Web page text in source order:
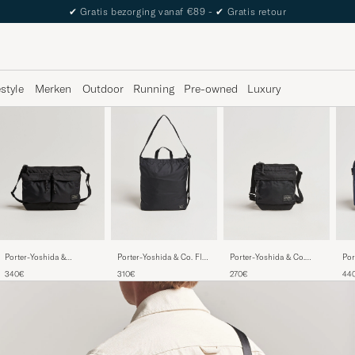
The Care of Carl Passport
Merken Outdoor Running Pre-owned Luxury
Porter-Yoshida &
BagBlack
340€
Porter-Yoshida & Co. Flex
310€
Porter-Yoshida & Co.
Pouch Black
270€